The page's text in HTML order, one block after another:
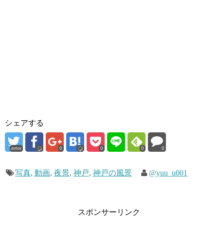
シェアする
error 0 0 0 0
写真, 動画, 夜景, 神戸, 神戸の風景 @yuu_u001
スポンサーリンク